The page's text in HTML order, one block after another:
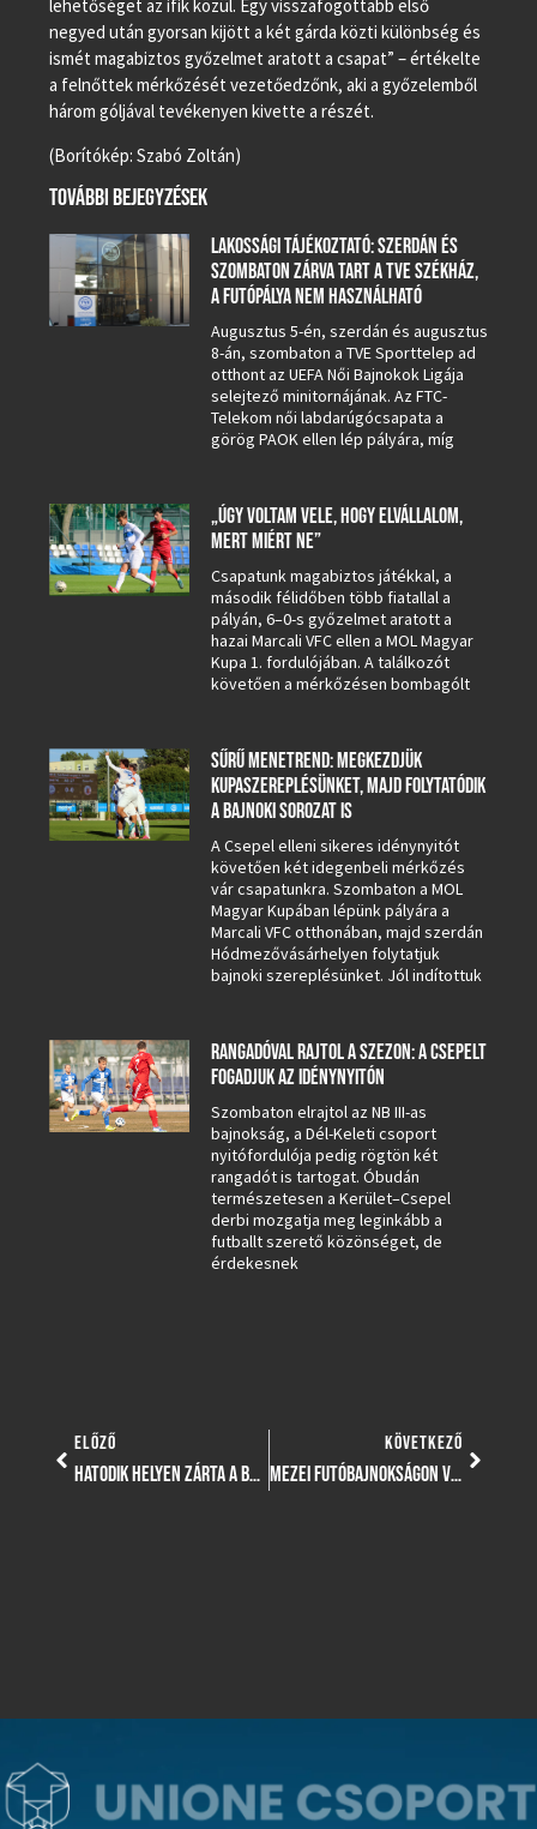
lehetőséget az ifik közül. Egy visszafogottabb első
negyed után gyorsan kijött a két gárda közti különbség és
ismét magabiztos győzelmet aratott a csapat” – értékelte
a felnőttek mérkőzését vezetőedzőnk, aki a győzelemből
három góljával tevékenyen kivette a részét.
(Borítókép: Szabó Zoltán)
TOVÁBBI BEJEGYZÉSEK
LAKOSSÁGI TÁJÉKOZTATÓ: SZERDÁN ÉS
SZOMBATON ZÁRVA TART A TVE SZÉKHÁZ,
A FUTÓPÁLYA NEM HASZNÁLHATÓ
Augusztus 5-én, szerdán és augusztus
8-án, szombaton a TVE Sporttelep ad
otthont az UEFA Női Bajnokok Ligája
selejtező minitornájának. Az FTC-
Telekom női labdarúgócsapata a
görög PAOK ellen lép pályára, míg
„ÚGY VOLTAM VELE, HOGY ELVÁLLALOM,
MERT MIÉRT NE”
Csapatunk magabiztos játékkal, a
második félidőben több fiatallal a
pályán, 6–0-s győzelmet aratott a
hazai Marcali VFC ellen a MOL Magyar
Kupa 1. fordulójában. A találkozót
követően a mérkőzésen bombagólt
SŰRŰ MENETREND: MEGKEZDJÜK
KUPASZEREPLÉSÜNKET, MAJD FOLYTATÓDIK
A BAJNOKI SOROZAT IS
A Csepel elleni sikeres idénynyitót
követően két idegenbeli mérkőzés
vár csapatunkra. Szombaton a MOL
Magyar Kupában lépünk pályára a
Marcali VFC otthonában, majd szerdán
Hódmezővásárhelyen folytatjuk
bajnoki szereplésünket. Jól indítottuk
RANGADÓVAL RAJTOL A SZEZON: A CSEPELT
FOGADJUK AZ IDÉNYNYITÓN
Szombaton elrajtol az NB III-as
bajnokság, a Dél-Keleti csoport
nyitófordulója pedig rögtön két
rangadót is tartogat. Óbudán
természetesen a Kerület–Csepel
derbi mozgatja meg leginkább a
futballt szerető közönséget, de
érdekesnek
ELŐZŐ
HATODIK HELYEN ZÁRTA A BAJNOKSÁGOT LUKÁCS DÉNES CSAPATA
KÖVETKEZŐ
MEZEI FUTÓBAJNOKSÁGON VETT RÉSZT A TELJES ATLÉTIKA SZAKOSZTÁLY